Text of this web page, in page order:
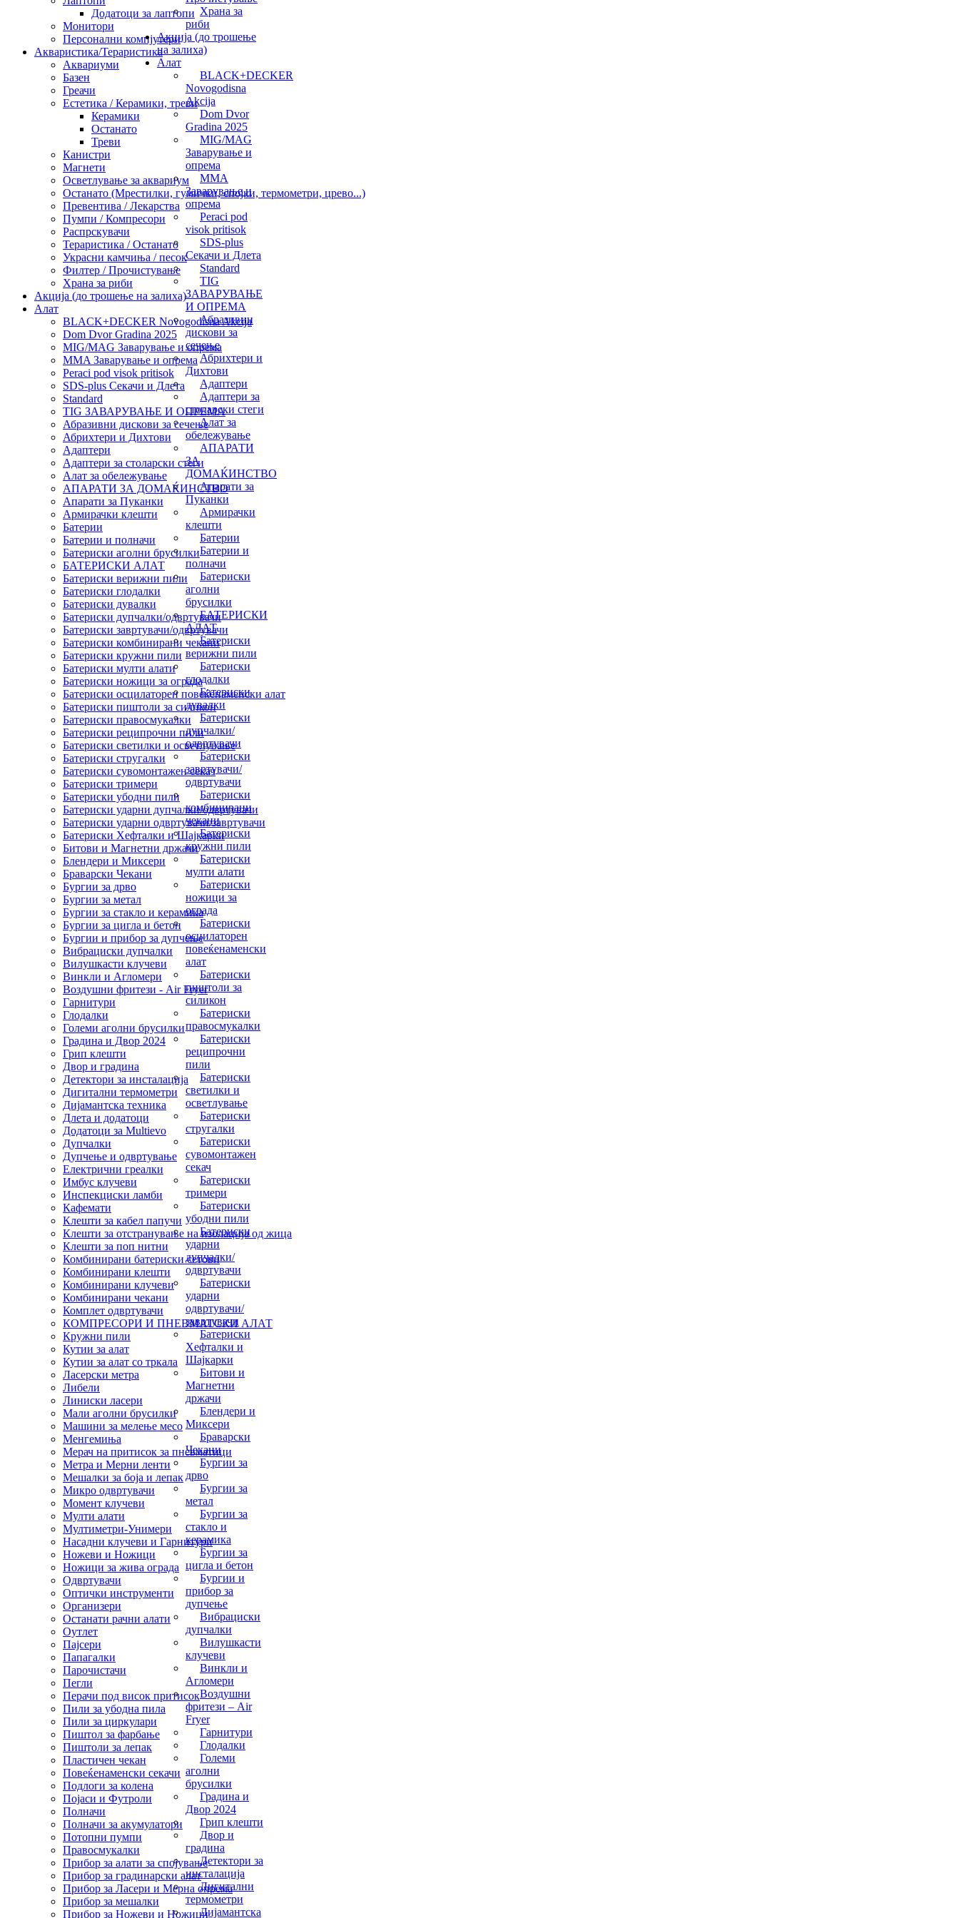
Храна за
риби
Акција (до трошење
на залиха)
Алат
BLACK+DECKER
Novogodisna
Akcija
Dom Dvor
Gradina 2025
MIG/MAG
Заварување и
опрема
MMA
Заварување и
опрема
Peraci pod
visok pritisok
SDS-plus
Секачи и Длета
Standard
TIG
ЗАВАРУВАЊЕ
И ОПРЕМА
Абразивни
дискови за
сечење
Абрихтери и
Дихтови
Адаптери
Адаптери за
столарски стеги
Алат за
обележување
АПАРАТИ
ЗА
ДОМАЌИНСТВО
Апарати за
Пуканки
Армирачки
клешти
Батерии
Батерии и
полначи
Батериски
аголни
брусилки
БАТЕРИСКИ
АЛАТ
Батериски
верижни пили
Батериски
глодалки
Батериски
дувалки
Батериски
дупчалки/
одвртувачи
Батериски
завртувачи/
одвртувачи
Батериски
комбинирани
чекани
Батериски
кружни пили
Батериски
мулти алати
Батериски
ножици за
ограда
Батериски
осцилаторен
повеќенаменски
алат
Батериски
пиштоли за
силикон
Батериски
правосмукалки
Батериски
реципрочни
пили
Батериски
светилки и
осветлување
Батериски
стругалки
Батериски
сувомонтажен
секач
Батериски
тримери
Батериски
убодни пили
Батериски
ударни
дупчалки/
одвртувачи
Батериски
ударни
одвртувачи/
завртувачи
Батериски
Хефталки и
Шајкарки
Битови и
Магнетни
држачи
Блендери и
Миксери
Браварски
Чекани
Бургии за
дрво
Бургии за
метал
Бургии за
стакло и
керамика
Бургии за
цигла и бетон
Бургии и
прибор за
дупчење
Вибрациски
дупчалки
Вилушкасти
клучеви
Винкли и
Агломери
Воздушни
фритези – Air
Fryer
Гарнитури
Глодалки
Големи
аголни
брусилки
Градина и
Двор 2024
Грип клешти
Двор и
градина
Детектори за
инсталација
Дигитални
термометри
Дијамантска
Додатоци за лаптопи
Монитори
Персонални компјутери
Акваристика/Тераристика
Аквариуми
Базен
Греачи
Естетика / Керамики, треви
Керамики
Останато
Треви
Канистри
Магнети
Осветлување за аквариум
Останато (Мрестилки, гумички, спојки, термометри, црево...)
Превентива / Лекарства
Пумпи / Компресори
Распрскувачи
Тераристика / Останато
Украсни камчиња / песок
Филтер / Прочистување
Храна за риби
Акција (до трошење на залиха)
Алат
BLACK+DECKER Novogodisna Akcija
Dom Dvor Gradina 2025
MIG/MAG Заварување и опрема
MMA Заварување и опрема
Peraci pod visok pritisok
SDS-plus Секачи и Длета
Standard
TIG ЗАВАРУВАЊЕ И ОПРЕМА
Абразивни дискови за сечење
Абрихтери и Дихтови
Адаптери
Адаптери за столарски стеги
Алат за обележување
АПАРАТИ ЗА ДОМАЌИНСТВО
Апарати за Пуканки
Армирачки клешти
Батерии
Батерии и полначи
Батериски аголни брусилки
БАТЕРИСКИ АЛАТ
Батериски верижни пили
Батериски глодалки
Батериски дувалки
Батериски дупчалки/одвртувачи
Батериски завртувачи/одвртувачи
Батериски комбинирани чекани
Батериски кружни пили
Батериски мулти алати
Батериски ножици за ограда
Батериски осцилаторен повеќенаменски алат
Батериски пиштоли за силикон
Батериски правосмукалки
Батериски реципрочни пили
Батериски светилки и осветлување
Батериски стругалки
Батериски сувомонтажен секач
Батериски тримери
Батериски убодни пили
Батериски ударни дупчалки/одвртувачи
Батериски ударни одвртувачи/завртувачи
Батериски Хефталки и Шајкарки
Битови и Магнетни држачи
Блендери и Миксери
Браварски Чекани
Бургии за дрво
Бургии за метал
Бургии за стакло и керамика
Бургии за цигла и бетон
Бургии и прибор за дупчење
Вибрациски дупчалки
Вилушкасти клучеви
Винкли и Агломери
Воздушни фритези - Air Fryer
Гарнитури
Глодалки
Големи аголни брусилки
Градина и Двор 2024
Грип клешти
Двор и градина
Детектори за инсталација
Дигитални термометри
Дијамантска техника
Длета и додатоци
Додатоци за Multievo
Дупчалки
Дупчење и одвртување
Електрични греалки
Имбус клучеви
Инспекциски ламби
Кафемати
Клешти за кабел папучи
Клешти за отстранување на изолација од жица
Клешти за поп нитни
Комбинирани батериски сетови
Комбинирани клешти
Комбинирани клучеви
Комбинирани чекани
Комплет одвртувачи
КОМПРЕСОРИ И ПНЕВМАТСКИ АЛАТ
Кружни пили
Кутии за алат
Кутии за алат со тркала
Ласерски метра
Либели
Линиски ласери
Мали аголни брусилки
Машини за мелење месо
Менгемиња
Мерач на притисок за пневматици
Метра и Мерни ленти
Мешалки за боја и лепак
Микро одвртувачи
Момент клучеви
Мулти алати
Мултиметри-Унимери
Насадни клучеви и Гарнитури
Ножеви и Ножици
Ножици за жива ограда
Одвртувачи
Оптички инструменти
Организери
Останати рачни алати
Оутлет
Пајсери
Папагалки
Парочистачи
Пегли
Перачи под висок притисок
Пили за убодна пила
Пили за циркулари
Пиштол за фарбање
Пиштоли за лепак
Пластичен чекан
Повеќенаменски секачи
Подлоги за колена
Појаси и Футроли
Полначи
Полначи за акумулатори
Потопни пумпи
Правосмукалки
Прибор за алати за спојување
Прибор за градинарски алат
Прибор за Ласери и Мерна опрема
Прибор за мешалки
Прибор за Ножеви и Ножици